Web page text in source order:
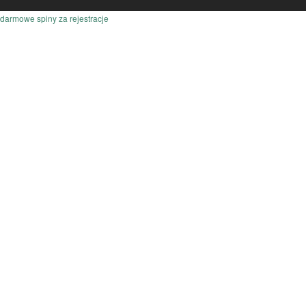
darmowe spiny za rejestracje